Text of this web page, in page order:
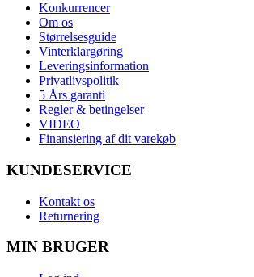
Konkurrencer
Om os
Størrelsesguide
Vinterklargøring
Leveringsinformation
Privatlivspolitik
5 Års garanti
Regler & betingelser
VIDEO
Finansiering af dit varekøb
KUNDESERVICE
Kontakt os
Returnering
MIN BRUGER